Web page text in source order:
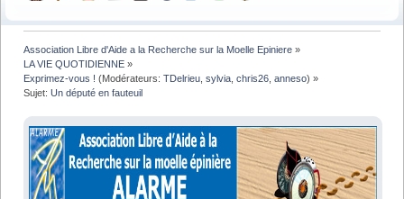
Association Libre d'Aide a la Recherche sur la Moelle Epiniere »
LA VIE QUOTIDIENNE »
Exprimez-vous ! (Modérateurs:TDelrieu ,sylvia ,chris26 ,anneso) »
Sujet:Un député en fauteuil